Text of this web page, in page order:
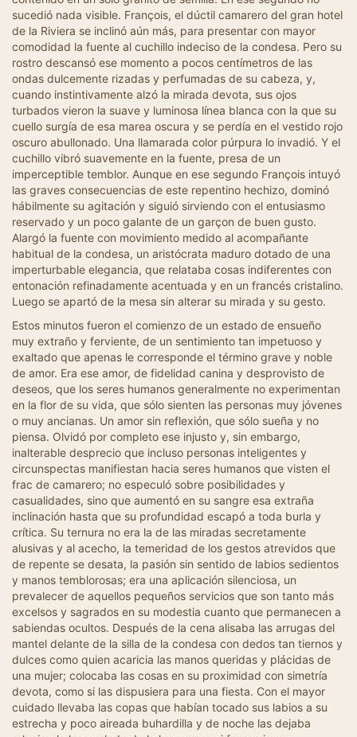
sucedió nada visible. François, el dúctil camarero del gran hotel
de la Riviera se inclinó aún más, para presentar con mayor
comodidad la fuente al cuchillo indeciso de la condesa. Pero su
rostro descansó ese momento a pocos centímetros de las
ondas dulcemente rizadas y perfumadas de su cabeza, y,
cuando instintivamente alzó la mirada devota, sus ojos
turbados vieron la suave y luminosa línea blanca con la que su
cuello surgía de esa marea oscura y se perdía en el vestido rojo
oscuro abullonado. Una llamarada color púrpura lo invadió. Y el
cuchillo vibró suavemente en la fuente, presa de un
imperceptible temblor. Aunque en ese segundo François intuyó
las graves consecuencias de este repentino hechizo, dominó
hábilmente su agitación y siguió sirviendo con el entusiasmo
reservado y un poco galante de un garçon de buen gusto.
Alargó la fuente con movimiento medido al acompañante
habitual de la condesa, un aristócrata maduro dotado de una
imperturbable elegancia, que relataba cosas indiferentes con
entonación refinadamente acentuada y en un francés cristalino.
Luego se apartó de la mesa sin alterar su mirada y su gesto.
Estos minutos fueron el comienzo de un estado de ensueño
muy extraño y ferviente, de un sentimiento tan impetuoso y
exaltado que apenas le corresponde el término grave y noble
de amor. Era ese amor, de fidelidad canina y desprovisto de
deseos, que los seres humanos generalmente no experimentan
en la flor de su vida, que sólo sienten las personas muy jóvenes
o muy ancianas. Un amor sin reflexión, que sólo sueña y no
piensa. Olvidó por completo ese injusto y, sin embargo,
inalterable desprecio que incluso personas inteligentes y
circunspectas manifiestan hacia seres humanos que visten el
frac de camarero; no especuló sobre posibilidades y
casualidades, sino que aumentó en su sangre esa extraña
inclinación hasta que su profundidad escapó a toda burla y
crítica. Su ternura no era la de las miradas secretamente
alusivas y al acecho, la temeridad de los gestos atrevidos que
de repente se desata, la pasión sin sentido de labios sedientos
y manos temblorosas; era una aplicación silenciosa, un
prevalecer de aquellos pequeños servicios que son tanto más
excelsos y sagrados en su modestia cuanto que permanecen a
sabiendas ocultos. Después de la cena alisaba las arrugas del
mantel delante de la silla de la condesa con dedos tan tiernos y
dulces como quien acaricia las manos queridas y plácidas de
una mujer; colocaba las cosas en su proximidad con simetría
devota, como si las dispusiera para una fiesta. Con el mayor
cuidado llevaba las copas que habían tocado sus labios a su
estrecha y poco aireada buhardilla y de noche las dejaba